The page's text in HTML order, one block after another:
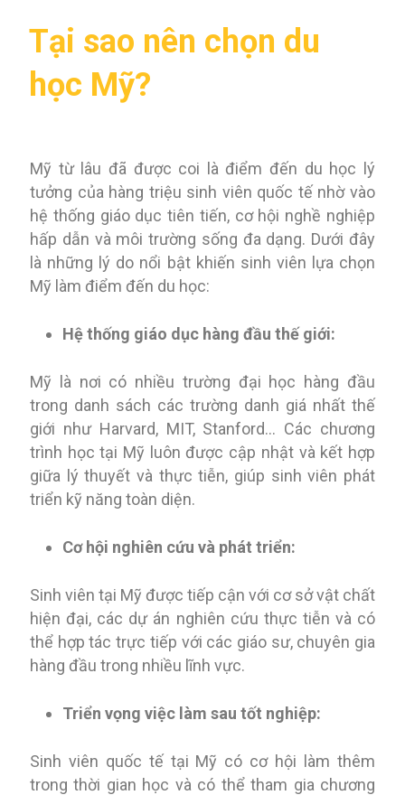
Tại sao nên chọn du
học Mỹ?
Mỹ từ lâu đã được coi là điểm đến du học lý
tưởng của hàng triệu sinh viên quốc tế nhờ vào
hệ thống giáo dục tiên tiến, cơ hội nghề nghiệp
hấp dẫn và môi trường sống đa dạng. Dưới đây
là những lý do nổi bật khiến sinh viên lựa chọn
Mỹ làm điểm đến du học:
Hệ thống giáo dục hàng đầu thế giới:
Mỹ là nơi có nhiều trường đại học hàng đầu
trong danh sách các trường danh giá nhất thế
giới như Harvard, MIT, Stanford… Các chương
trình học tại Mỹ luôn được cập nhật và kết hợp
giữa lý thuyết và thực tiễn, giúp sinh viên phát
triển kỹ năng toàn diện.
Cơ hội nghiên cứu và phát triển:
Sinh viên tại Mỹ được tiếp cận với cơ sở vật chất
hiện đại, các dự án nghiên cứu thực tiễn và có
thể hợp tác trực tiếp với các giáo sư, chuyên gia
hàng đầu trong nhiều lĩnh vực.
Triển vọng việc làm sau tốt nghiệp:
Sinh viên quốc tế tại Mỹ có cơ hội làm thêm
trong thời gian học và có thể tham gia chương